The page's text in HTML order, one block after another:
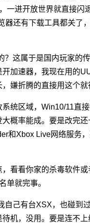
一进开放世界就直接闪
器还有下载工具都关了
？这属于是国内玩家的
加速器，我现在用的
嫌折腾的直接用这个就
统区域，Win10/11直
概率能成。要是改完
和Xbox Live网络服务
看看你家的杀毒软件
单就完事。
自己有台XSX，也碰到
机，没用。要是连不